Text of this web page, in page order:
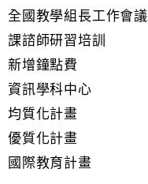
全國教學組長工作會議
課諮師研習培訓
新增鐘點費
資訊學科中心
均質化計畫
優質化計畫
國際教育計畫